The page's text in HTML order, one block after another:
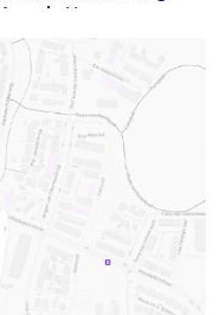
Minckelersstraat 71,
wijk
Loosdrecht
naar de
de Utrechtseweg te
Emmastraat
vervolgen naar de